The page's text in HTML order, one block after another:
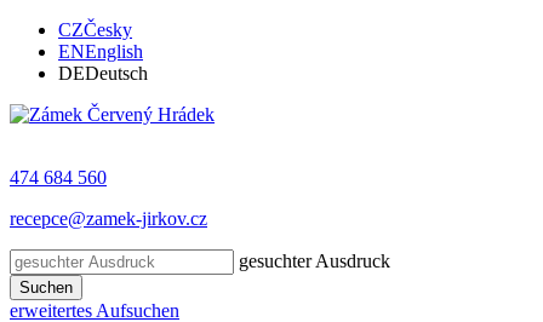
CZČesky
ENEnglish
DEDeutsch
474 684 560
recepce@zamek-jirkov.cz
gesuchter Ausdruck
Suchen
erweitertes Aufsuchen